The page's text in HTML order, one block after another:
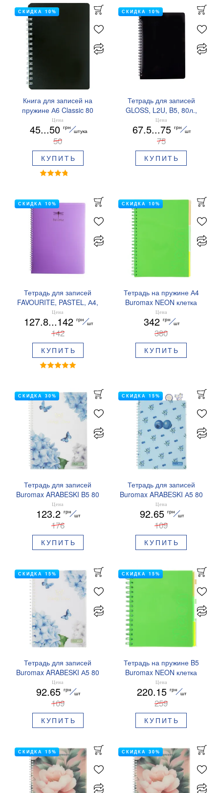
Книга для записей на
пружине А6 Classic 80
листов, клетка, Buromax
BM.2589
Цена
45...50 грн
штука
50
КУПИТЬ
СКИДКА 10%
Тетрадь для записей
GLOSS, L2U, B5, 80л.,
клетка, пластиковая
обложка BUROMAX
BM.24552151
Цена
67.5...75 грн
шт
75
КУПИТЬ
СКИДКА 10%
Тетрадь для записей
FAVOURITE, PASTEL, А4,
80 л., клетка BUROMAX
BM.24452154
Цена
127.8...142 грн
шт
142
КУПИТЬ
СКИДКА 10%
Тетрадь на пружине А4
Buromax NEON клетка
120л с разделителями
BM.24349911
Цена
342 грн
шт
380
КУПИТЬ
СКИДКА 10%
Тетрадь для записей
Buromax ARABESKI B5 80
листов клетка BM.2586
Цена
123.2 грн
шт
176
КУПИТЬ
СКИДКА 30%
Тетрадь для записей
Buromax ARABESKI А5 80
листов клетка 4
разделителя BM.2587
Цена
92.65 грн
шт
109
КУПИТЬ
СКИДКА 15%
Тетрадь для записей
Buromax ARABESKI А5 80
листов клетка BM.2587
Цена
92.65 грн
шт
109
КУПИТЬ
СКИДКА 15%
Тетрадь на пружине B5
Buromax NEON клетка
120л с разделителями
BM.24359911
Цена
220.15 грн
шт
259
КУПИТЬ
СКИДКА 15%
СКИДКА 15% СКИДКА 30%